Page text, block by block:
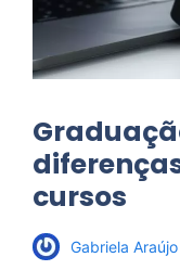
cursos
Gabriela Araújo